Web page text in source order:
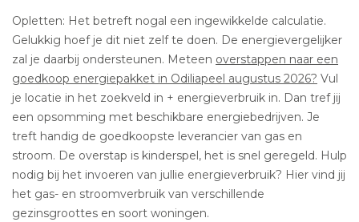
Opletten: Het betreft nogal een ingewikkelde calculatie.
Gelukkig hoef je dit niet zelf te doen. De energievergelijker
zal je daarbij ondersteunen. Meteen overstappen naar een
goedkoop energiepakket in Odiliapeel augustus 2026? Vul
je locatie in het zoekveld in + energieverbruik in. Dan tref jij
een opsomming met beschikbare energiebedrijven. Je
treft handig de goedkoopste leverancier van gas en
stroom. De overstap is kinderspel, het is snel geregeld. Hulp
nodig bij het invoeren van jullie energieverbruik? Hier vind jij
het gas- en stroomverbruik van verschillende
gezinsgroottes en soort woningen.